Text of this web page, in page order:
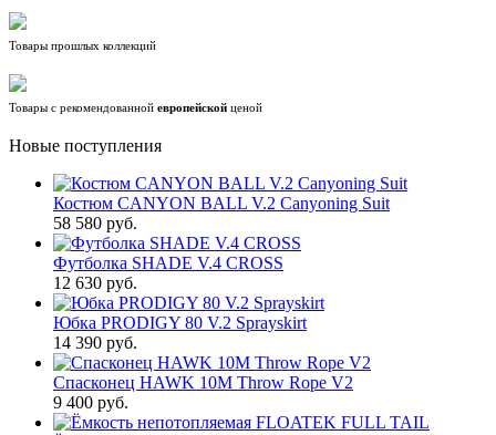
Товары прошлых коллекций
Товары с рекомендованной европейской ценой
Новые поступления
Костюм CANYON BALL V.2 Canyoning Suit
58 580 руб.
Футболка SHADE V.4 CROSS
12 630 руб.
Юбка PRODIGY 80 V.2 Sprayskirt
14 390 руб.
Спасконец HAWK 10M Throw Rope V2
9 400 руб.